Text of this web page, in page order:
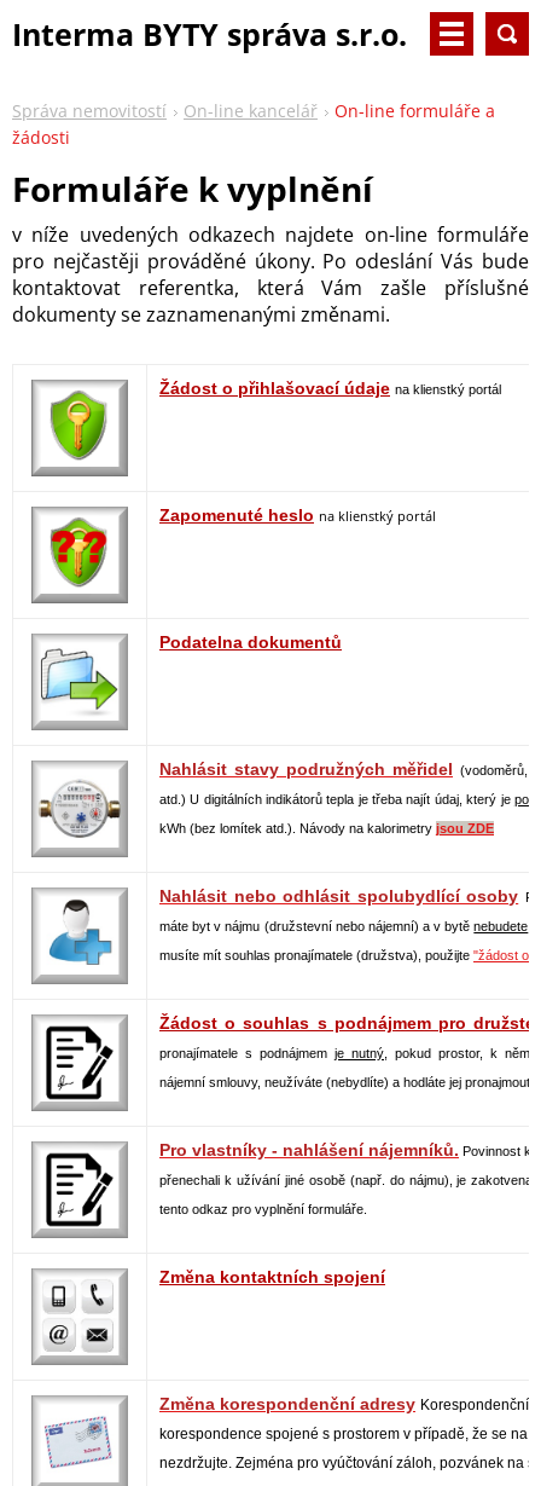
Interma BYTY správa s.r.o.
Správa nemovitostí On-line kancelář
On-line formuláře a
žádosti
Formuláře k vyplnění
v níže uvedených odkazech najdete on-line formuláře
pro nejčastěji prováděné úkony. Po odeslání Vás bude
kontaktovat referentka, která Vám zašle příslušné
dokumenty se zaznamenanými změnami.
Žádost o přihlašovací údaje na klienstký portál
Zapomenuté heslo na klienstký portál
Podatelna dokumentů
Nahlásit stavy podružných měřidel (vodoměrů,
atd.) U digitálních indikátorů tepla je třeba najít údaj, který je
kWh (bez lomítek atd.). Návody na kalorimetry jsou ZDE
Nahlásit nebo odhlásit spolubydlící osoby
máte byt v nájmu (družstevní nebo nájemní) a v bytěnebudete
musíte mít souhlas pronajímatele (družstva), použijte "žádost o
Žádost o souhlas s podnájmem pro
pronajímatele s podnájmem je nutný,
pokud prostor, k
nájemní smlouvy, neužíváte (nebydlíte) a hodláte jej pronajmout.
Pro vlastníky - nahlášení nájemníků. Povinnost
přenechali k užívání jiné osobě (např. do nájmu), je
tento odkaz pro vyplnění formuláře.
Změna kontaktních spojení
Změna korespondenční adresy Korespondenční
korespondence spojené s prostorem v případě, že se na
nezdržujte. Zejména pro vyúčtování záloh, pozvánek na